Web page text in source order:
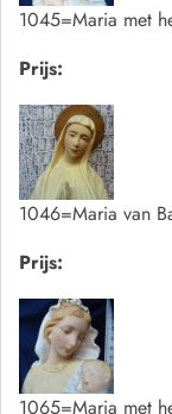
1045=Maria met
Prijs:
1046=Maria van
Prijs:
1065=Maria met